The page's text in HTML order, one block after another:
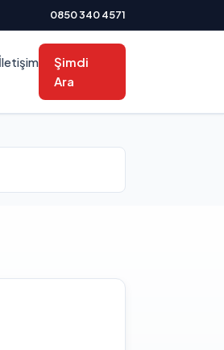
0850 340 4571
Şimdi
Ara